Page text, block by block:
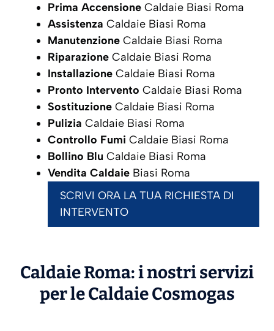
Prima Accensione Caldaie Biasi Roma
Assistenza Caldaie Biasi Roma
Manutenzione Caldaie Biasi Roma
Riparazione Caldaie Biasi Roma
Installazione Caldaie Biasi Roma
Pronto Intervento Caldaie Biasi Roma
Sostituzione Caldaie Biasi Roma
Pulizia Caldaie Biasi Roma
Controllo Fumi Caldaie Biasi Roma
Bollino Blu Caldaie Biasi Roma
Vendita Caldaie Biasi Roma
SCRIVI ORA LA TUA RICHIESTA DI
INTERVENTO
Caldaie Roma: i nostri servizi
per le CaldaieCosmogas